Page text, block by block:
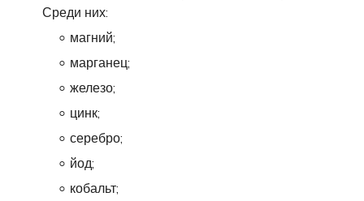
Среди них:
магний;
марганец;
железо;
цинк;
серебро;
йод;
кобальт;